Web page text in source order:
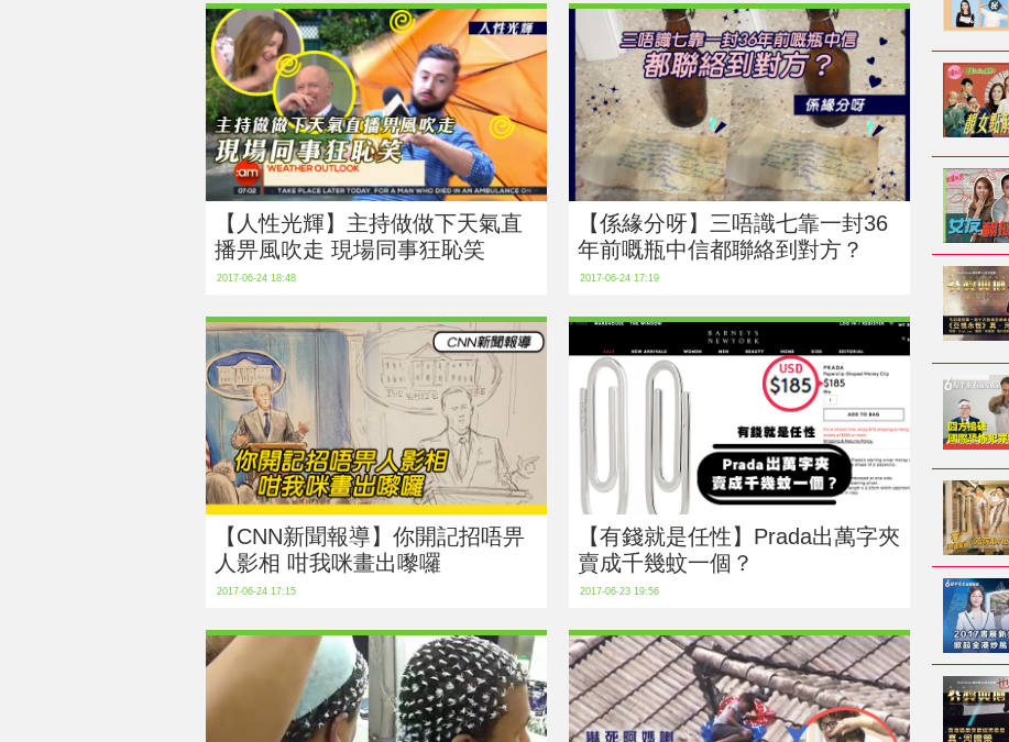
【人性光輝】主持做做下天氣直
播畀風吹走 現場同事狂恥笑
2017-06-24 18:48
【係緣分呀】三唔識七靠一封36
年前嘅瓶中信都聯絡到對方？
2017-06-24 17:19
【CNN新聞報導】你開記招唔畀
人影相 咁我咪畫出嚟囉
2017-06-24 17:15
【有錢就是任性】Prada出萬字夾
賣成千幾蚊一個？
2017-06-23 19:56